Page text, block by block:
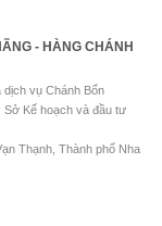
- HÀNG CHÁNH
vụ Chánh Bổn
Sở Kế hoạch và đầu tư
Thạnh, Thành phố Nha